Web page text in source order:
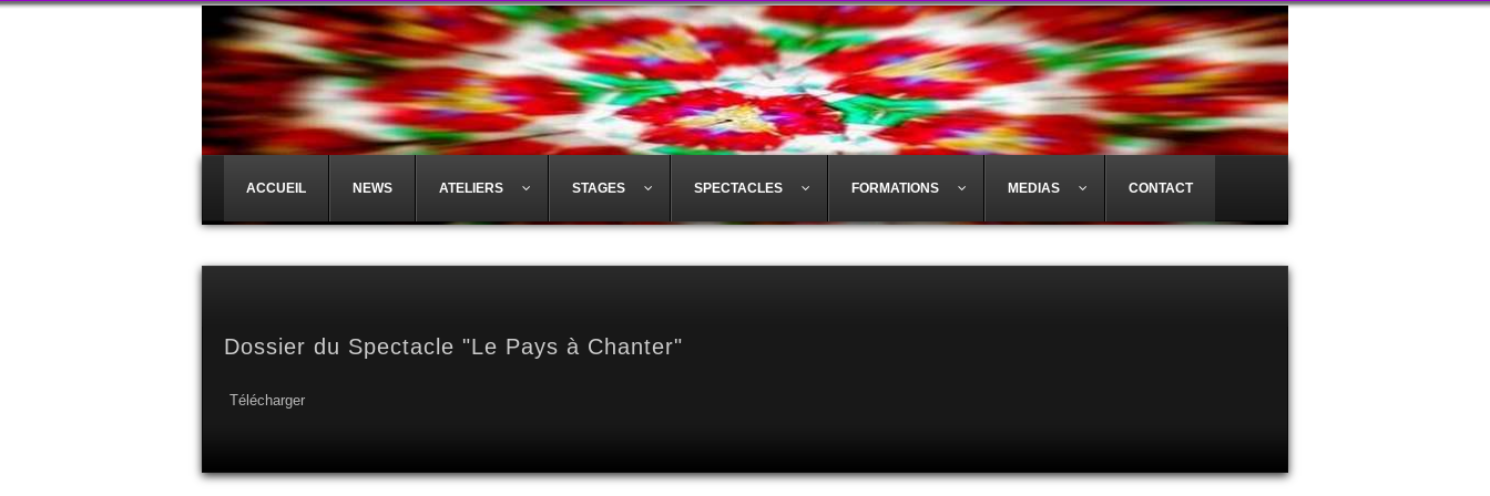
ACCUEIL NEWS ATELIERS STAGES SPECTACLES FORMATIONS MEDIAS CONTACT
Dossier du Spectacle "Le Pays à Chanter"
Télécharger